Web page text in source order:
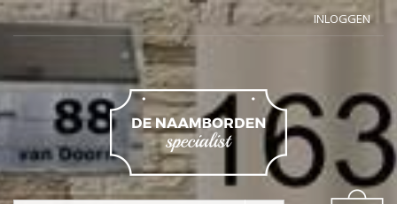
INLOGGEN